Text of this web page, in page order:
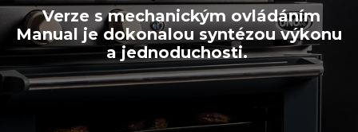
Elektrický
Jednofázové napájení
700,00 €bez DPH
Elektrický
Jednofázové napájení
750,00 €bez DPH
Elektrický
Jednofázové napájení
650,00 €bez DPH
Verze s mechanickým ovládáním
Manual je dokonalou syntézou výkonu
a jednoduchosti.